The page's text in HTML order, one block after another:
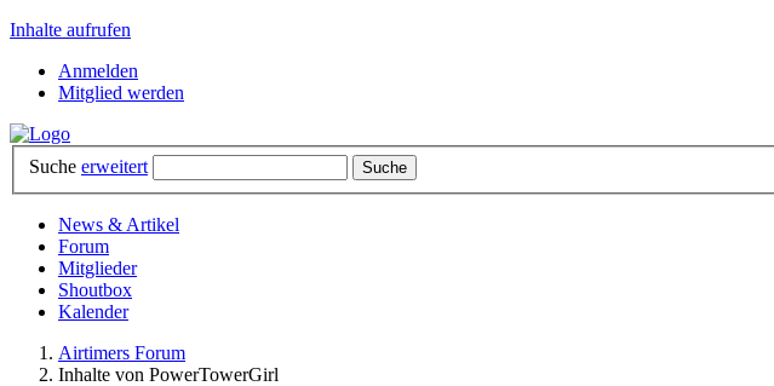
Inhalte aufrufen
Anmelden
Mitglied werden
Suche erweitert
News & Artikel
Forum
Mitglieder
Shoutbox
Kalender
Airtimers Forum
Inhalte von PowerTowerGirl